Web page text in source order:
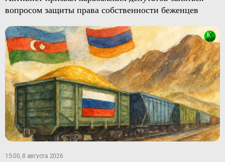
вопросом защиты права собственности беженцев
15:00, 8 августа 2026